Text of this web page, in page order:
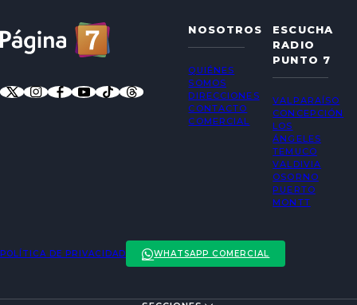
NOSOTROS
QUIÉNES
SOMOS
DIRECCIONES
CONTACTO
COMERCIAL
ESCUCHA
RADIO
PUNTO 7
VALPARAÍSO
CONCEPCIÓN
LOS
ÁNGELES
TEMUCO
VALDIVIA
OSORNO
PUERTO
MONTT
POLÍTICA DE PRIVACIDAD WHATSAPP COMERCIAL